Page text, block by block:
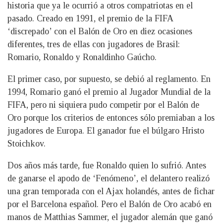
historia que ya le ocurrió a otros compatriotas en el
pasado. Creado en 1991, el premio de la FIFA
‘discrepado’ con el Balón de Oro en diez ocasiones
diferentes, tres de ellas con jugadores de Brasil:
Romario, Ronaldo y Ronaldinho Gaúcho.
El primer caso, por supuesto, se debió al reglamento. En
1994, Romario ganó el premio al Jugador Mundial de la
FIFA, pero ni siquiera pudo competir por el Balón de
Oro porque los criterios de entonces sólo premiaban a los
jugadores de Europa. El ganador fue el búlgaro Hristo
Stoichkov.
Dos años más tarde, fue Ronaldo quien lo sufrió. Antes
de ganarse el apodo de ‘Fenómeno’, el delantero realizó
una gran temporada con el Ajax holandés, antes de fichar
por el Barcelona español. Pero el Balón de Oro acabó en
manos de Matthias Sammer, el jugador alemán que ganó